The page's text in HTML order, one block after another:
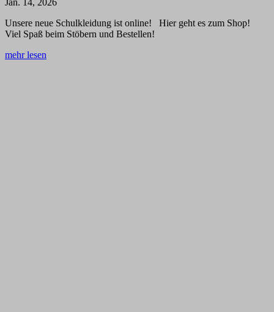
Unsere neue Schulkleidung ist online! Hier geht es zum Shop!
Viel Spaß beim Stöbern und Bestellen!
mehr lesen